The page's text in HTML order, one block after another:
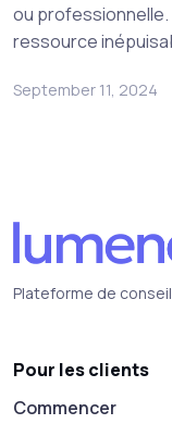
ou professionnelle.
ressource
September 11, 2024
Plateforme de
Pour les clients
Commencer